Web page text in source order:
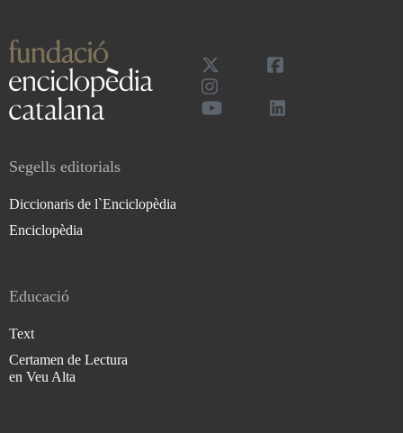
Segells editorials
Diccionaris de l`Enciclopèdia
Enciclopèdia
Educació
Text
Certamen de Lectura
en Veu Alta